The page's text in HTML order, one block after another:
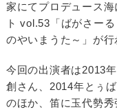
家にてプロデュース
ト vol.53「ばがさー
のやいまうた～」が行
今回の出演者は2013
創さん、2014年とぅ
のほか、笛に玉代勢秀